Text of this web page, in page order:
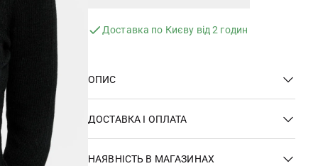
Доставка по Києву від 2 годин
ОПИС
ДОСТАВКА І ОПЛАТА
НАЯВНІСТЬ В МАГАЗИНАХ